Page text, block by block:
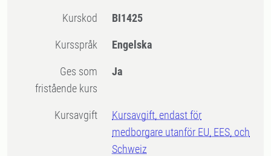
Kurskod BI1425
Kursspråk Engelska
Ges som
fristående kurs
Ja
Kursavgift
Kursavgift, endast för
medborgare utanför EU, EES, och
Schweiz